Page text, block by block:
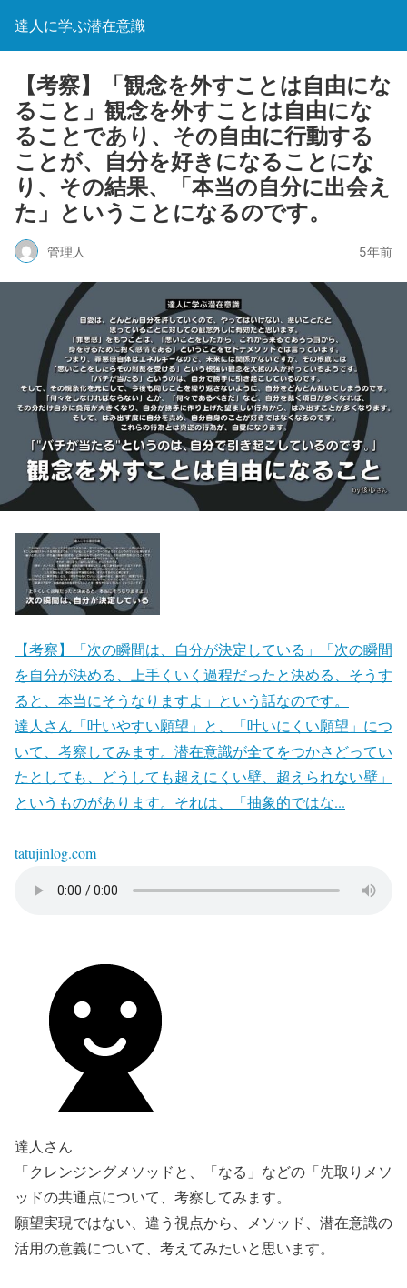
達人に学ぶ潜在意識
【考察】「観念を外すことは自由にな
ること」観念を外すことは自由にな
ることであり、その自由に行動する
ことが、自分を好きになることにな
り、その結果、「本当の自分に出会え
た」ということになるのです。
管理人 5年前
【考察】「次の瞬間は、自分が決定している」「次の瞬間
を自分が決める、上手くいく過程だったと決める、そうす
ると、本当にそうなりますよ」という話なのです。
達人さん「叶いやすい願望」と、「叶いにくい願望」につ
いて、考察してみます。潜在意識が全てをつかさどってい
たとしても、どうしても超えにくい壁、超えられない壁」
というものがあります。それは、「抽象的ではな...
tatujinlog.com
達人さん
「クレンジングメソッドと、「なる」などの「先取りメソ
ッドの共通点について、考察してみます。
願望実現ではない、違う視点から、メソッド、潜在意識の
活用の意義について、考えてみたいと思います。